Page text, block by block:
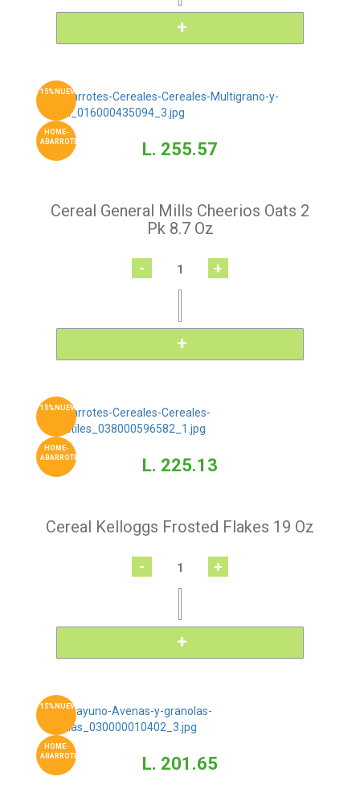
15%NUEVO
HOME-
ABARROTES
L. 255.57
Cereal General Mills Cheerios Oats 2
Pk 8.7 Oz
- +
15%NUEVO
HOME-
ABARROTES
L. 225.13
Cereal Kelloggs Frosted Flakes 19 Oz
- +
15%NUEVO
HOME-
ABARROTES
L. 201.65